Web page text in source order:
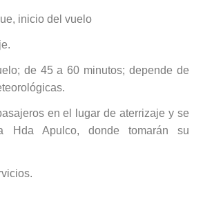
inicio del vuelo
de 45 a 60 minutos; depende de
en el lugar de aterrizaje y se
Hda Apulco, donde tomarán su